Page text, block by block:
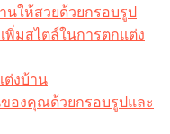
นให้สวยด้วยกรอบรูป
มสไตล์ในการตกแต่ง
งบ้าน
องคุณด้วยกรอบรูปและ